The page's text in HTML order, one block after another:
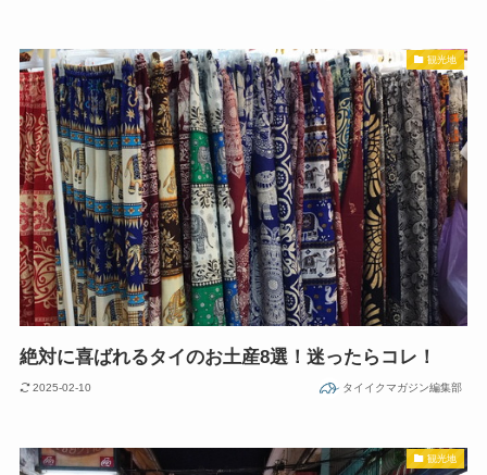
観光地
絶対に喜ばれるタイのお土産8選！迷ったらコレ！
2025-02-10 タイイクマガジン編集部
観光地